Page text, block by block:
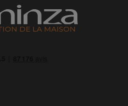
DE LA MAISON